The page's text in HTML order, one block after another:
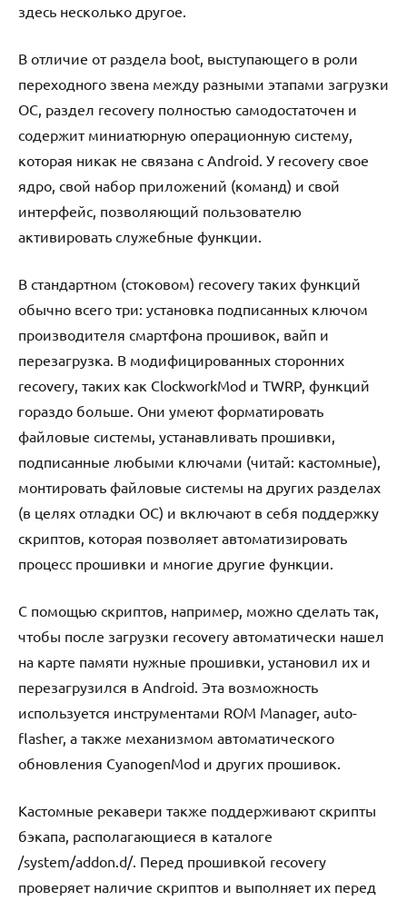
здесь несколько другое.
В отличие от раздела boot, выступающего в роли
переходного звена между разными этапами загрузки
ОС, раздел recovery полностью самодостаточен и
содержит миниатюрную операционную систему,
которая никак не связана с Android. У recovery свое
ядро, свой набор приложений (команд) и свой
интерфейс, позволяющий пользователю
активировать служебные функции.
В стандартном (стоковом) recovery таких функций
обычно всего три: установка подписанных ключом
производителя смартфона прошивок, вайп и
перезагрузка. В модифицированных сторонних
recovery, таких как ClockworkMod и TWRP, функций
гораздо больше. Они умеют форматировать
файловые системы, устанавливать прошивки,
подписанные любыми ключами (читай: кастомные),
монтировать файловые системы на других разделах
(в целях отладки ОС) и включают в себя поддержку
скриптов, которая позволяет автоматизировать
процесс прошивки и многие другие функции.
С помощью скриптов, например, можно сделать так,
чтобы после загрузки recovery автоматически нашел
на карте памяти нужные прошивки, установил их и
перезагрузился в Android. Эта возможность
используется инструментами ROM Manager, auto-
flasher, а также механизмом автоматического
обновления CyanogenMod и других прошивок.
Кастомные рекавери также поддерживают скрипты
бэкапа, располагающиеся в каталоге
/system/addon.d/. Перед прошивкой recovery
проверяет наличие скриптов и выполняет их перед